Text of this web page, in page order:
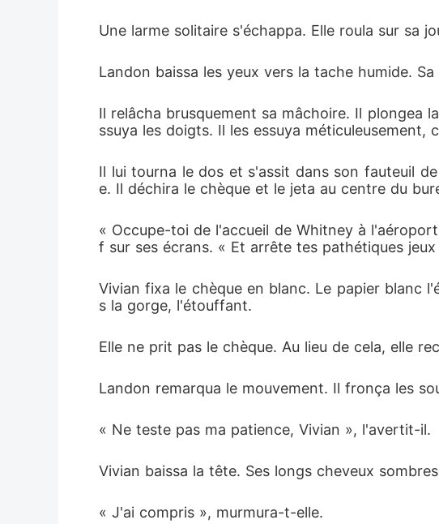
Une larme solitaire s'échappa. Elle roula sur sa
Landon baissa les yeux vers la tache humide.
Il relâcha brusquement sa mâchoire. Il plongea
ssuya les doigts. Il les essuya
Il lui tourna le dos et s'assit dans son fauteuil
e. Il déchira le chèque et le jeta au centre du
« Occupe-toi de l'accueil de Whitney à
f sur ses écrans. « Et arrête tes pathétiques
Vivian fixa le chèque en blanc. Le papier blanc
s la gorge, l'étouffant.
Elle ne prit pas le chèque. Au lieu de cela, elle
Landon remarqua le mouvement. Il fronça les
« Ne teste pas ma patience, Vivian », l'avertit-il.
Vivian baissa la tête. Ses longs cheveux
« J'ai compris », murmura-t-elle.